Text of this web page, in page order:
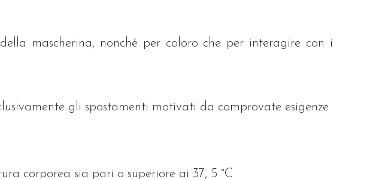
mascherina, nonché per coloro che per interagire con i
gli spostamenti motivati da comprovate esigenze
corporea sia pari o superiore ai 37, 5 °C